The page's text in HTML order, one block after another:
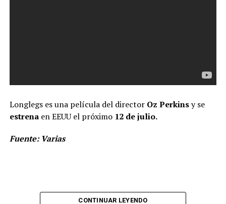
Longlegs es una película del director Oz Perkinsy se
estrenaen EEUU el próximo12 de julio.
Fuente: Varias
CONTINUAR LEYENDO